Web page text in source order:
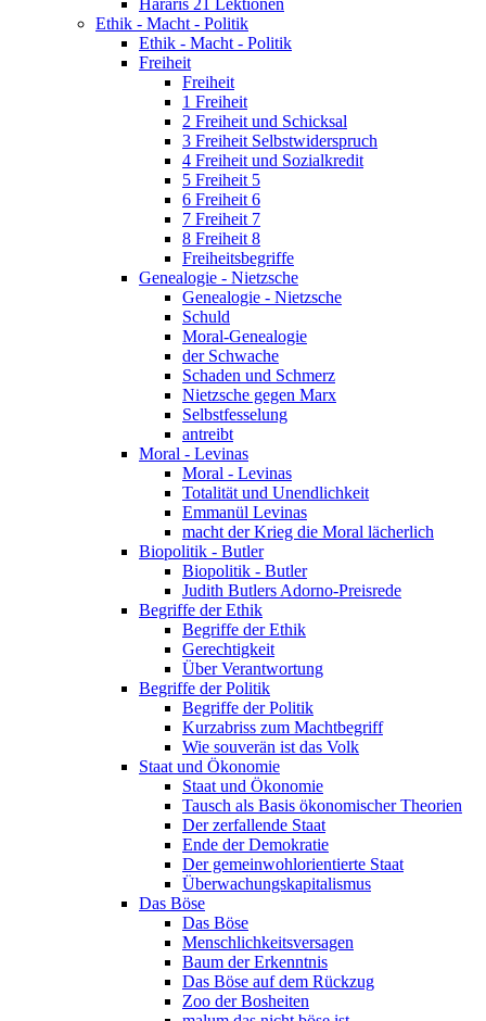
Hararis 21 Lektionen
Ethik - Macht - Politik
Ethik - Macht - Politik
Freiheit
Freiheit
1 Freiheit
2 Freiheit und Schicksal
3 Freiheit Selbstwiderspruch
4 Freiheit und Sozialkredit
5 Freiheit 5
6 Freiheit 6
7 Freiheit 7
8 Freiheit 8
Freiheitsbegriffe
Genealogie - Nietzsche
Genealogie - Nietzsche
Schuld
Moral-Genealogie
der Schwache
Schaden und Schmerz
Nietzsche gegen Marx
Selbstfesselung
antreibt
Moral - Levinas
Moral - Levinas
Totalität und Unendlichkeit
Emmanül Levinas
macht der Krieg die Moral lächerlich
Biopolitik - Butler
Biopolitik - Butler
Judith Butlers Adorno-Preisrede
Begriffe der Ethik
Begriffe der Ethik
Gerechtigkeit
Über Verantwortung
Begriffe der Politik
Begriffe der Politik
Kurzabriss zum Machtbegriff
Wie souverän ist das Volk
Staat und Ökonomie
Staat und Ökonomie
Tausch als Basis ökonomischer Theorien
Der zerfallende Staat
Ende der Demokratie
Der gemeinwohlorientierte Staat
Überwachungskapitalismus
Das Böse
Das Böse
Menschlichkeitsversagen
Baum der Erkenntnis
Das Böse auf dem Rückzug
Zoo der Bosheiten